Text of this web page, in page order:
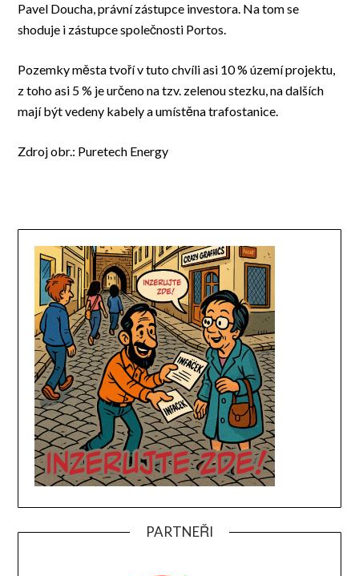
Pavel Doucha, právní zástupce investora. Na tom se
shoduje i zástupce společnosti Portos.
Pozemky města tvoří v tuto chvíli asi 10 % území projektu,
z toho asi 5 % je určeno na tzv. zelenou stezku, na dalších
mají být vedeny kabely a umístěna trafostanice.
Zdroj obr.: Puretech Energy
PARTNEŘI